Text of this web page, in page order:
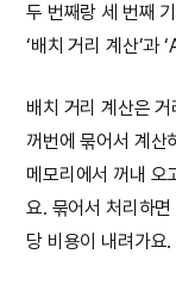
두 번째랑 세 번째
‘배치 거리 계산’과
배치 거리 계산은
꺼번에 묶어서 계산
메모리에서 꺼내 오
요. 묶어서 처리하
당 비용이 내려가요.